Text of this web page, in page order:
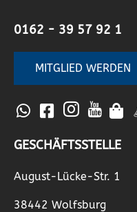
0162 - 39 57 92 1
MITGLIED WERDEN
GESCHÄFTSSTELLE
August-Lücke-Str. 1
38442 Wolfsburg